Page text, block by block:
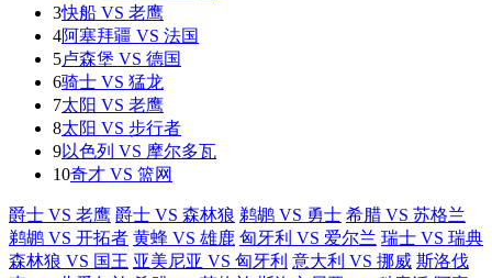
3快船 VS 老鹰
4阿塞拜疆 VS 法国
5卢森堡 VS 德国
6骑士 VS 猛龙
7太阳 VS 老鹰
8太阳 VS 步行者
9以色列 VS 摩尔多瓦
10奇才 VS 篮网
爵士 VS 老鹰 爵士 VS 森林狼 鹈鹕 VS 勇士 希腊 VS 苏格兰
鹈鹕 VS 开拓者 黄蜂 VS 雄鹿 匈牙利 VS 爱尔兰 瑞士 VS 瑞典
森林狼 VS 国王 亚美尼亚 VS 匈牙利 意大利 VS 挪威 斯洛伐